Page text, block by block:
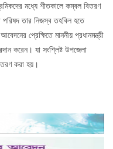
মধ্যে শীতকালে কম্বল বিতরণ
তার নিজস্ব তহবিল হতে
প্রেক্ষিতে মাননীয় প্রধানমন্ত্রী
করেন। যা সংশ্লিষ্ট উপজেলা
করা হয়।